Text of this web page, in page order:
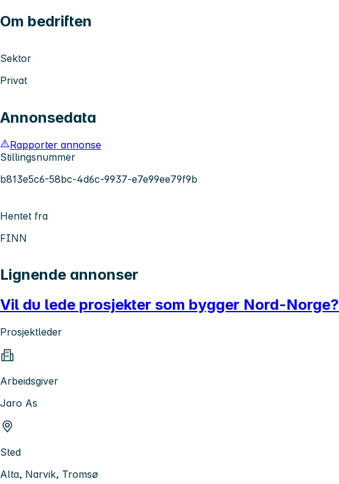
Om bedriften
Sektor
Privat
Annonsedata
Rapporter annonse
Stillingsnummer
b813e5c6-58bc-4d6c-9937-e7e99ee79f9b
Hentet fra
FINN
Lignende annonser
Vil du lede prosjekter som bygger Nord-Norge?
Prosjektleder
Arbeidsgiver
Jaro As
Sted
Alta, Narvik, Tromsø